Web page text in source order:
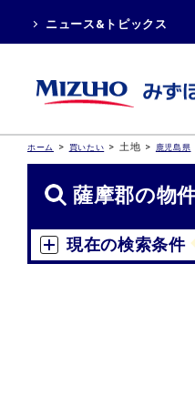
ニュース&トピックス
ホーム > 買いたい > 土地 > 鹿児島県
薩摩郡の物
現在の検索条件